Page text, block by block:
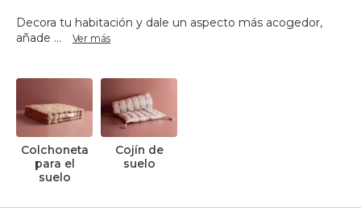
Decora tu habitación y dale un aspecto más acogedor,
añade ... Ver más
Colchoneta
para el
suelo
Cojín de
suelo